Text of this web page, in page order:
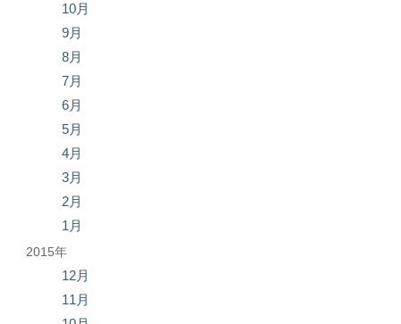
10月
9月
8月
7月
6月
5月
4月
3月
2月
1月
2015年
12月
11月